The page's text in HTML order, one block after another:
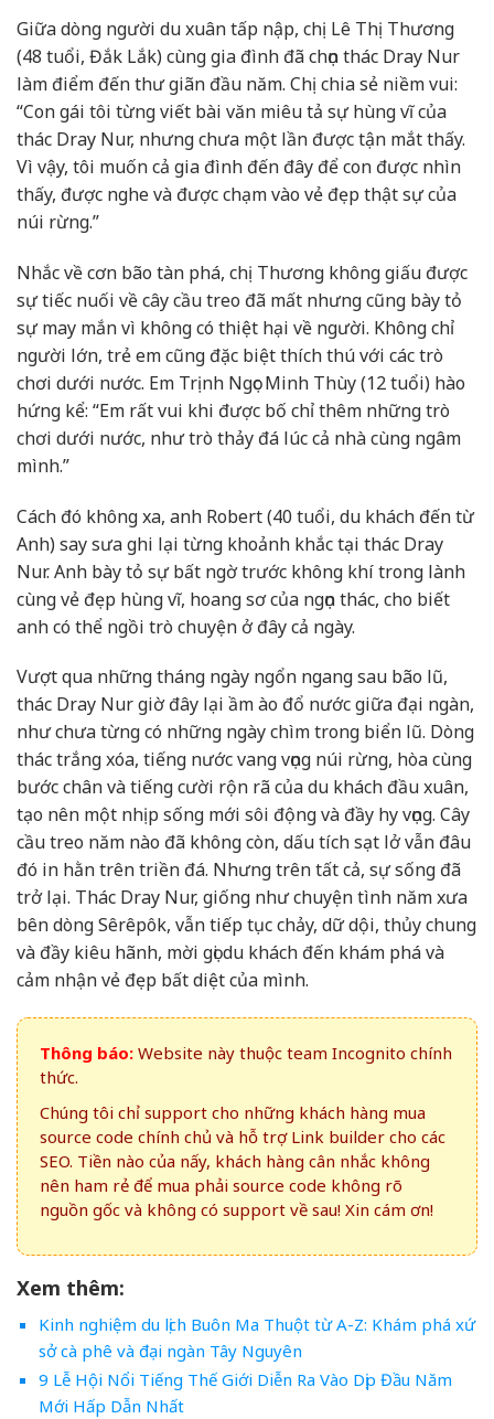
Giữa dòng người du xuân tấp nập, chị Lê Thị Thương
(48 tuổi, Đắk Lắk) cùng gia đình đã chọn thác Dray Nur
làm điểm đến thư giãn đầu năm. Chị chia sẻ niềm vui:
“Con gái tôi từng viết bài văn miêu tả sự hùng vĩ của
thác Dray Nur, nhưng chưa một lần được tận mắt thấy.
Vì vậy, tôi muốn cả gia đình đến đây để con được nhìn
thấy, được nghe và được chạm vào vẻ đẹp thật sự của
núi rừng.”
Nhắc về cơn bão tàn phá, chị Thương không giấu được
sự tiếc nuối về cây cầu treo đã mất nhưng cũng bày tỏ
sự may mắn vì không có thiệt hại về người. Không chỉ
người lớn, trẻ em cũng đặc biệt thích thú với các trò
chơi dưới nước. Em Trịnh Ngọc Minh Thùy (12 tuổi) hào
hứng kể: “Em rất vui khi được bố chỉ thêm những trò
chơi dưới nước, như trò thảy đá lúc cả nhà cùng ngâm
mình.”
Cách đó không xa, anh Robert (40 tuổi, du khách đến từ
Anh) say sưa ghi lại từng khoảnh khắc tại thác Dray
Nur. Anh bày tỏ sự bất ngờ trước không khí trong lành
cùng vẻ đẹp hùng vĩ, hoang sơ của ngọn thác, cho biết
anh có thể ngồi trò chuyện ở đây cả ngày.
Vượt qua những tháng ngày ngổn ngang sau bão lũ,
thác Dray Nur giờ đây lại ầm ào đổ nước giữa đại ngàn,
như chưa từng có những ngày chìm trong biển lũ. Dòng
thác trắng xóa, tiếng nước vang vọng núi rừng, hòa cùng
bước chân và tiếng cười rộn rã của du khách đầu xuân,
tạo nên một nhịp sống mới sôi động và đầy hy vọng. Cây
cầu treo năm nào đã không còn, dấu tích sạt lở vẫn đâu
đó in hằn trên triền đá. Nhưng trên tất cả, sự sống đã
trở lại. Thác Dray Nur, giống như chuyện tình năm xưa
bên dòng Sêrêpôk, vẫn tiếp tục chảy, dữ dội, thủy chung
và đầy kiêu hãnh, mời gọi du khách đến khám phá và
cảm nhận vẻ đẹp bất diệt của mình.
Thông báo: Website này thuộc team Incognito chính
thức.
Chúng tôi chỉ support cho những khách hàng mua
source code chính chủ và hỗ trợ Link builder cho các
SEO. Tiền nào của nấy, khách hàng cân nhắc không
nên ham rẻ để mua phải source code không rõ
nguồn gốc và không có support về sau! Xin cám ơn!
Xem thêm:
Kinh nghiệm du lịch Buôn Ma Thuột từ A-Z: Khám phá xứ
sở cà phê và đại ngàn Tây Nguyên
9 Lễ Hội Nổi Tiếng Thế Giới Diễn Ra Vào Dịp Đầu Năm
Mới Hấp Dẫn Nhất